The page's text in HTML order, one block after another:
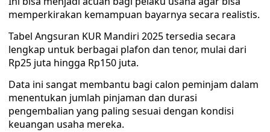
memperkirakan kemampuan bayarnya secara realistis.
Tabel Angsuran KUR Mandiri 2025 tersedia secara
lengkap untuk berbagai plafon dan tenor, mulai dari
Rp25 juta hingga Rp150 juta.
Data ini sangat membantu bagi calon peminjam dalam
menentukan jumlah pinjaman dan durasi
pengembalian yang paling sesuai dengan kondisi
keuangan usaha mereka.